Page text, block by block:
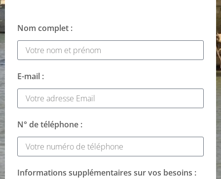
Nom complet :
E-mail :
N° de téléphone :
Informations supplémentaires sur vos besoins :